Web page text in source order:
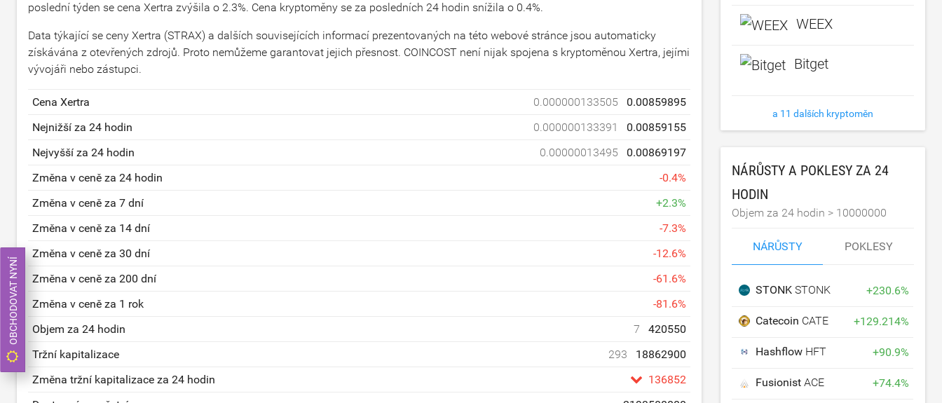
poslední týden se cena Xertra zvýšila o 2.3%. Cena kryptoměny se za posledních 24 hodin snížila o 0.4%.
Data týkající se ceny Xertra (STRAX) a dalších souvisejících informací prezentovaných na této webové stránce jsou automaticky
získávána z otevřených zdrojů. Proto nemůžeme garantovat jejich přesnost. COINCOST není nijak spojena s kryptoměnou Xertra, jejími
vývojáři nebo zástupci.
Cena Xertra 0.000000133505
0.00859895
Nejnižší za 24 hodin
0.000000133391
0.00859155
Nejvyšší za 24 hodin
0.00000013495
0.00869197
Změna v ceně za 24 hodin
-0.4%
Změna v ceně za 7 dní
+2.3%
Změna v ceně za 14 dní
-7.3%
Změna v ceně za 30 dní
-12.6%
Změna v ceně za 200 dní
-61.6%
Změna v ceně za 1 rok
-81.6%
Objem za 24 hodin
7
420550
Tržní kapitalizace
293
18862900
Změna tržní kapitalizace za 24 hodin
136852
WEEX
Bitget
a 11 dalších kryptoměn
NÁRŮSTY A POKLESY ZA 24
HODIN
Objem za 24 hodin > 10000000
NÁRŮSTY POKLESY
STONKSTONK +230.6%
Catecoin CATE +129.214%
Hashflow HFT +90.9%
FusionistACE +74.4%
OBCHODOVAT NYNÍ